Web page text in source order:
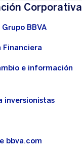
Corporativa
BBVA
Financiera
e información
inversionistas
bbva.com